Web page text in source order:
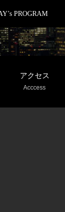
PROGRAM
アクセス
Acccess